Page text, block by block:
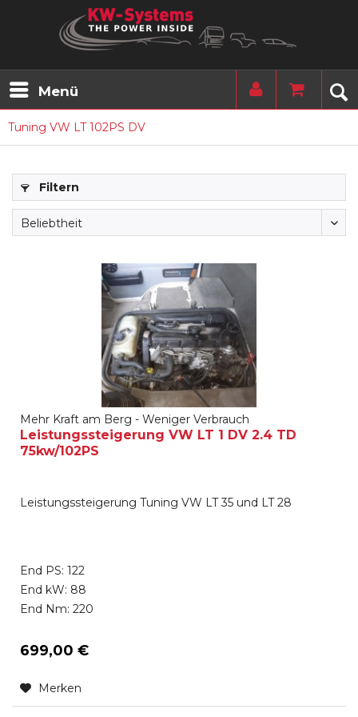
Menü
Tuning VW LT 102PS DV
Filtern
Mehr Kraft am Berg - Weniger Verbrauch
Leistungssteigerung VW LT 1 DV 2.4 TD
75kw/102PS
Leistungssteigerung Tuning VW LT 35 und LT 28
End PS: 122
End kW: 88
End Nm: 220
699,00 €
Merken